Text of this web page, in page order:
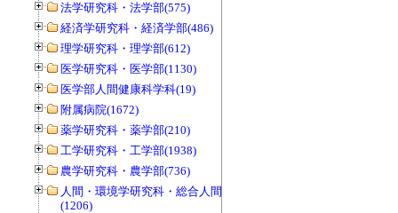
法学研究科・法学部(575)
経済学研究科・経済学部(486)
理学研究科・理学部(612)
医学研究科・医学部(1130)
医学部人間健康科学科(19)
附属病院(1672)
薬学研究科・薬学部(210)
工学研究科・工学部(1938)
農学研究科・農学部(736)
人間・環境学研究科・総合人間学部
(1206)